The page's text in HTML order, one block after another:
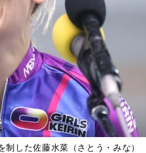
した佐藤水菜（さとう・みな）